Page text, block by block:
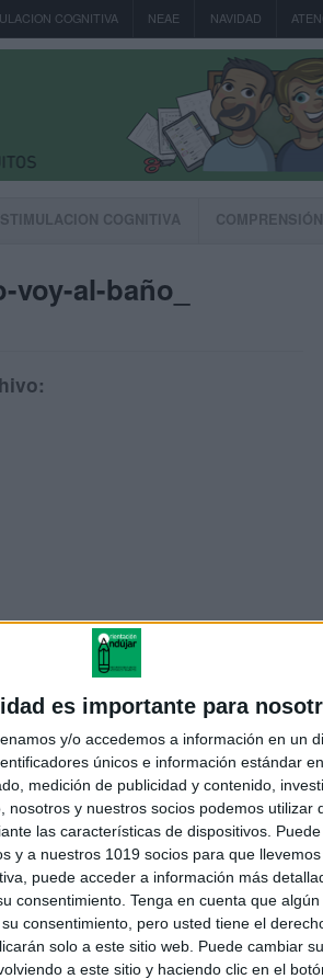
es importante para
y/o accedemos a información en un
únicos e información estándar
medición de publicidad y contenido,
nosotros y nuestros socios podemos utilizar
las características de dispositivos.
y a nuestros 1019 socios para que
puede acceder a información más
consentimiento. Tenga en cuenta que
consentimiento, pero usted tiene el
solo a este sitio web. Puede cambiar
a este sitio y haciendo clic en el
COGNITIVA NEAE NAVIDAD
COGNITIVA
al-baño_
cuando-
personal de dos profesores Ginés y
de los contenidos que encontramos
tiempo, que sus tareas como docentes, y